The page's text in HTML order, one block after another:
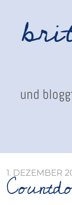
und
1. DEZEMBER